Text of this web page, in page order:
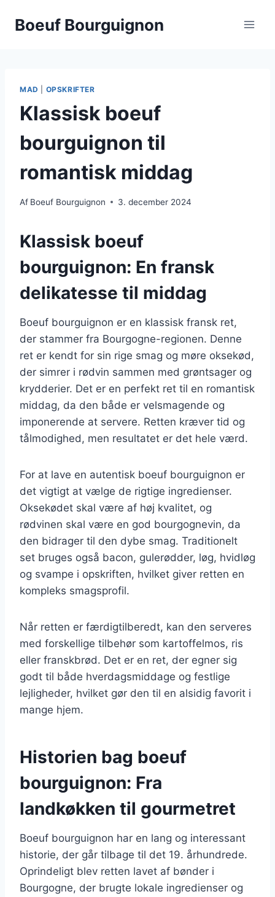
Boeuf Bourguignon
MAD OPSKRIFTER
Klassisk boeuf
bourguignon til
romantisk middag
Af Boeuf Bourguignon 3. december 2024
Klassisk boeuf
bourguignon: En fransk
delikatesse til middag
Boeuf bourguignon er en klassisk fransk ret,
der stammer fra Bourgogne-regionen. Denne
ret er kendt for sin rige smag og møre oksekød,
der simrer i rødvin sammen med grøntsager og
krydderier. Det er en perfekt ret til en romantisk
middag, da den både er velsmagende og
imponerende at servere. Retten kræver tid og
tålmodighed, men resultatet er det hele værd.
For at lave en autentisk boeuf bourguignon er
det vigtigt at vælge de rigtige ingredienser.
Oksekødet skal være af høj kvalitet, og
rødvinen skal være en god bourgognevin, da
den bidrager til den dybe smag. Traditionelt
set bruges også bacon, gulerødder, løg, hvidløg
og svampe i opskriften, hvilket giver retten en
kompleks smagsprofil.
Når retten er færdigtilberedt, kan den serveres
med forskellige tilbehør som kartoffelmos, ris
eller franskbrød. Det er en ret, der egner sig
godt til både hverdagsmiddage og festlige
lejligheder, hvilket gør den til en alsidig favorit i
mange hjem.
Historien bag boeuf
bourguignon: Fra
landkøkken til gourmetret
Boeuf bourguignon har en lang og interessant
historie, der går tilbage til det 19. århundrede.
Oprindeligt blev retten lavet af bønder i
Bourgogne, der brugte lokale ingredienser og